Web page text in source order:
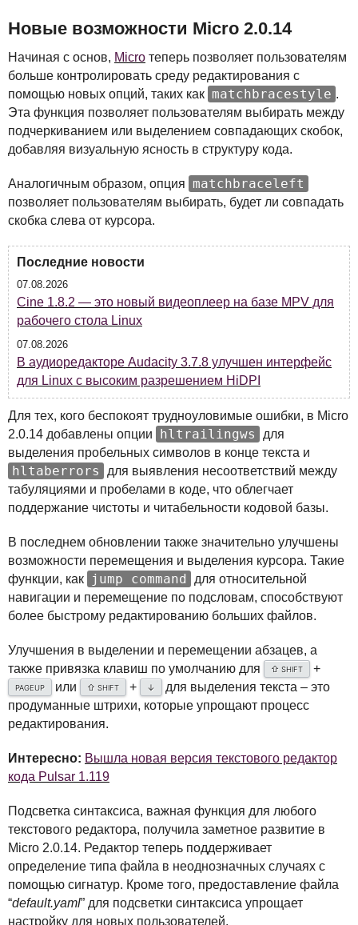
Новые возможности Micro 2.0.14
Начиная с основ, Micro теперь позволяет пользователям
больше контролировать среду редактирования с
помощью новых опций, таких как matchbracestyle .
Эта функция позволяет пользователям выбирать между
подчеркиванием или выделением совпадающих скобок,
добавляя визуальную ясность в структуру кода.
Аналогичным образом, опция matchbraceleft
позволяет пользователям выбирать, будет ли совпадать
скобка слева от курсора.
Последние новости
07.08.2026
Cine 1.8.2 — это новый видеоплеер на базе MPV для
рабочего стола Linux
07.08.2026
В аудиоредакторе Audacity 3.7.8 улучшен интерфейс
для Linux с высоким разрешением HiDPI
Для тех, кого беспокоят трудноуловимые ошибки, в Micro
2.0.14 добавлены опции
hltrailingws
для
выделения пробельных символов в конце текста и
hltaberrors
для выявления несоответствий между
табуляциями и пробелами в коде, что облегчает
поддержание чистоты и читабельности кодовой базы.
В последнем обновлении также значительно улучшены
возможности перемещения и выделения курсора. Такие
функции, как
jump command
для относительной
навигации и перемещение по подсловам, способствуют
более быстрому редактированию больших файлов.
Улучшения в выделении и перемещении абзацев, а
также привязка клавиш по умолчанию для
⇧ SHIFT +
PAGEUP или ⇧ SHIFT + ↓
для выделения текста – это
продуманные штрихи, которые упрощают процесс
редактирования.
Интересно: Вышла новая версия текстового редактор
кода Pulsar 1.119
Подсветка синтаксиса, важная функция для любого
текстового редактора, получила заметное развитие в
Micro 2.0.14. Редактор теперь поддерживает
определение типа файла в неоднозначных случаях с
помощью сигнатур. Кроме того, предоставление файла
“default.yaml” для подсветки синтаксиса упрощает
настройку для новых пользователей.